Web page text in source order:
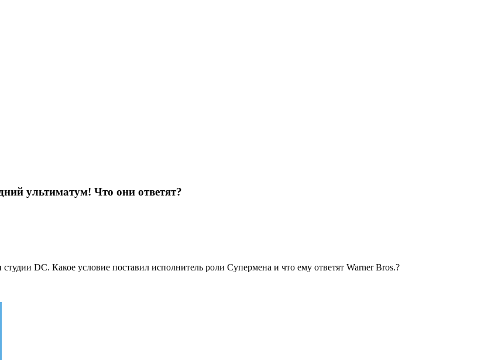
ультиматум! Что они ответят?
DC. Какое условие поставил исполнитель роли Супермена и что ему ответят Warner Bros.?